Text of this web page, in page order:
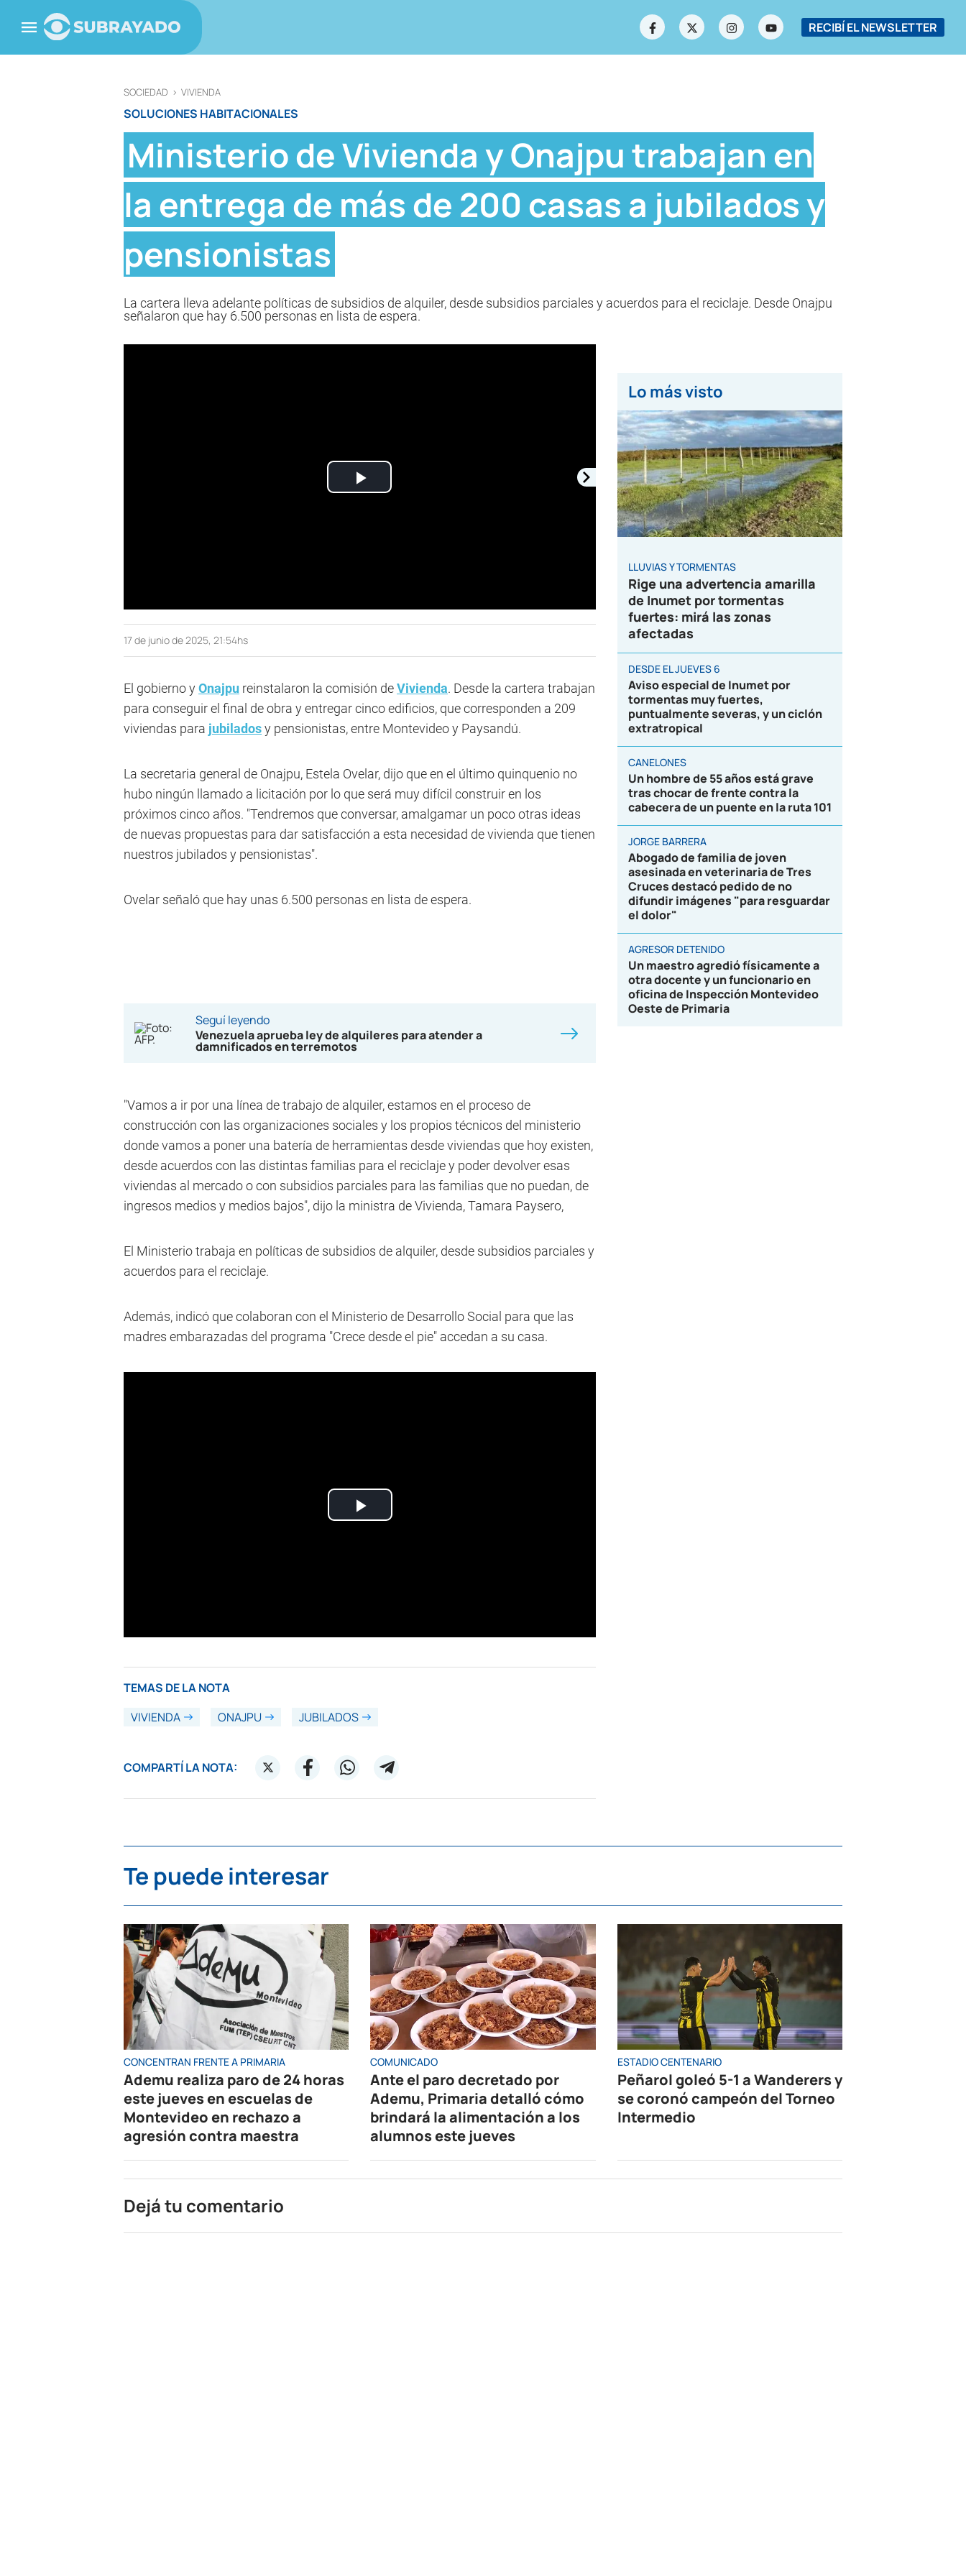
RECIBÍ EL NEWSLETTER
SOCIEDAD > VIVIENDA
SOLUCIONES HABITACIONALES
Ministerio de Vivienda y Onajpu trabajan en
la entrega de más de 200 casas a jubilados y
pensionistas
La cartera lleva adelante políticas de subsidios de alquiler, desde subsidios parciales y acuerdos para el reciclaje. Desde Onajpu
señalaron que hay 6.500 personas en lista de espera.
Play
17 de junio de 2025, 21:54hs
El gobierno yOnajpu reinstalaron la comisión deVivienda. Desde la cartera trabajan
para conseguir el final de obra y entregar cinco edificios, que corresponden a 209
viviendas para jubiladosy pensionistas, entre Montevideo y Paysandú.
La secretaria general de Onajpu, Estela Ovelar, dijo que en el último quinquenio no
hubo ningún llamado a licitación por lo que será muy difícil construir en los
próximos cinco años. "Tendremos que conversar, amalgamar un poco otras ideas
de nuevas propuestas para dar satisfacción a esta necesidad de vivienda que tienen
nuestros jubilados y pensionistas".
Ovelar señaló que hay unas 6.500 personas en lista de espera.
Seguí leyendo
Venezuela aprueba ley de alquileres para atender a
damnificados en terremotos
"Vamos a ir por una línea de trabajo de alquiler, estamos en el proceso de
construcción con las organizaciones sociales y los propios técnicos del ministerio
donde vamos a poner una batería de herramientas desde viviendas que hoy existen,
desde acuerdos con las distintas familias para el reciclaje y poder devolver esas
viviendas al mercado o con subsidios parciales para las familias que no puedan, de
ingresos medios y medios bajos", dijo la ministra de Vivienda, Tamara Paysero,
El Ministerio trabaja en políticas de subsidios de alquiler, desde subsidios parciales y
acuerdos para el reciclaje.
Además, indicó que colaboran con el Ministerio de Desarrollo Social para que las
madres embarazadas del programa "Crece desde el pie" accedan a su casa.
TEMAS DE LA NOTA
VIVIENDA
ONAJPU JUBILADOS
COMPARTÍ LA NOTA:
Lo más visto
LLUVIAS Y TORMENTAS
Rige una advertencia amarilla
de Inumet por tormentas
fuertes: mirá las zonas
afectadas
DESDE EL JUEVES 6
Aviso especial de Inumet por
tormentas muy fuertes,
puntualmente severas, y un ciclón
extratropical
CANELONES
Un hombre de 55 años está grave
tras chocar de frente contra la
cabecera de un puente en la ruta 101
JORGE BARRERA
Abogado de familia de joven
asesinada en veterinaria de Tres
Cruces destacó pedido de no
difundir imágenes "para resguardar
el dolor"
AGRESOR DETENIDO
Un maestro agredió físicamente a
otra docente y un funcionario en
oficina de Inspección Montevideo
Oeste de Primaria
Te puede interesar
CONCENTRAN FRENTE A PRIMARIA
Ademu realiza paro de 24 horas
este jueves en escuelas de
Montevideo en rechazo a
agresión contra maestra
COMUNICADO
Ante el paro decretado por
Ademu, Primaria detalló cómo
brindará la alimentación a los
alumnos este jueves
ESTADIO CENTENARIO
Peñarol goleó 5-1 a Wanderers y
se coronó campeón del Torneo
Intermedio
Dejá tu comentario